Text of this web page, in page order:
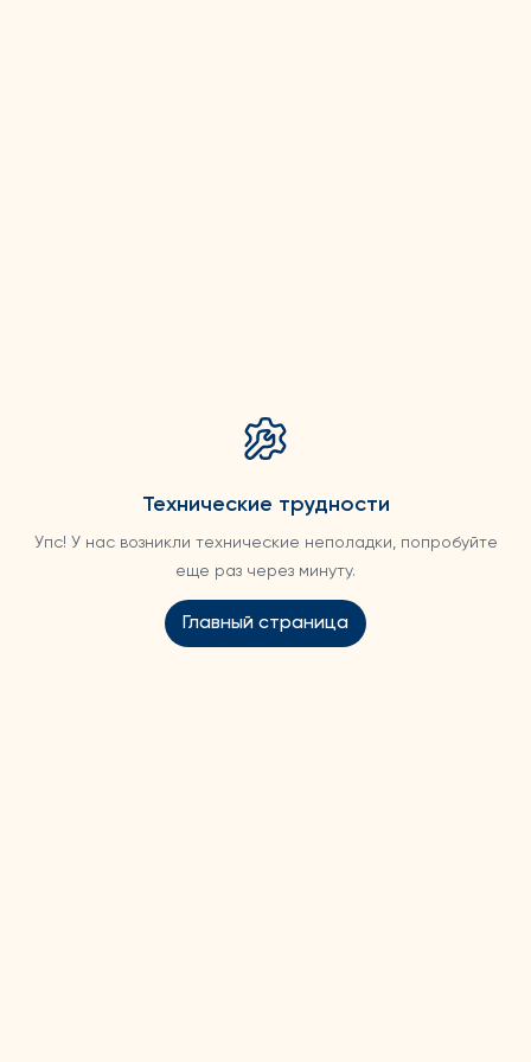
Технические трудности
Упс! У нас возникли технические неполадки, попробуйте
еще раз через минуту.
Главный страница